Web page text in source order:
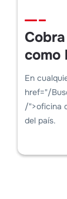
como
En
href="/
/">oficina
del país.